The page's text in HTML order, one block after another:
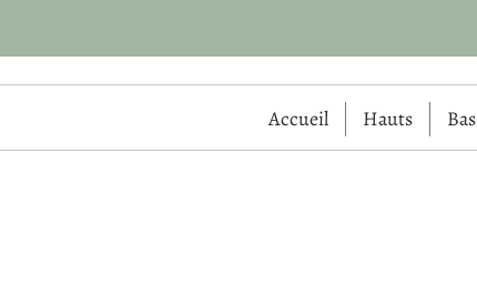
Accueil Hauts Bas